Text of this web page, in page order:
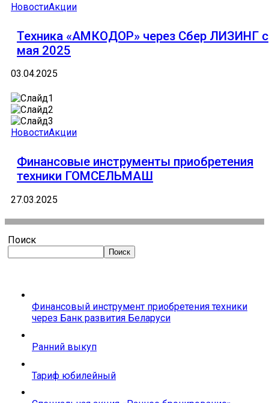
НовостиАкции
Техника «АМКОДОР» через Сбер ЛИЗИНГ с
мая 2025
03.04.2025
НовостиАкции
Финансовые инструменты приобретения
техники ГОМСЕЛЬМАШ
27.03.2025
Поиск
Поиск
Финансовый инструмент приобретения техники
через Банк развития Беларуси
Ранний выкуп
Тариф юбилейный